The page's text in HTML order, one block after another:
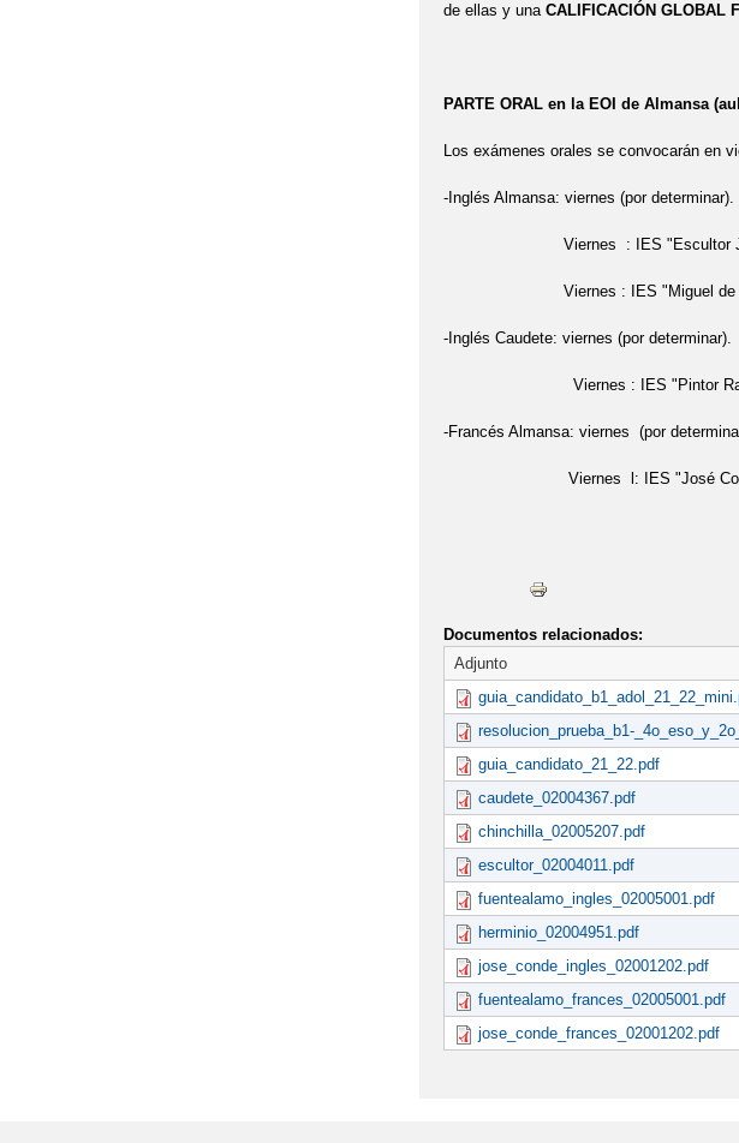
de ellas y una CALIFICACIÓN GLOBAL
PARTE ORAL en la EOI de Almansa
Los exámenes orales se convocarán en
-Inglés Almansa: viernes (por determinar).
Viernes : IES "Escultor José
Viernes : IES "Miguel de
-Inglés Caudete: viernes (por determinar).
Viernes : IES "Pintor Rafael
-Francés Almansa: viernes (por
Viernes l: IES "José Conde
Documentos relacionados:
Adjunto
resolucion_prueba_b1-
guia_candidato_21_22.pdf
caudete_02004367.pdf
chinchilla_02005207.pdf
escultor_02004011.pdf
fuentealamo_ingles_02005001.pdf
herminio_02004951.pdf
jose_conde_ingles_02001202.pdf
fuentealamo_frances_02005001.pdf
jose_conde_frances_02001202.pdf